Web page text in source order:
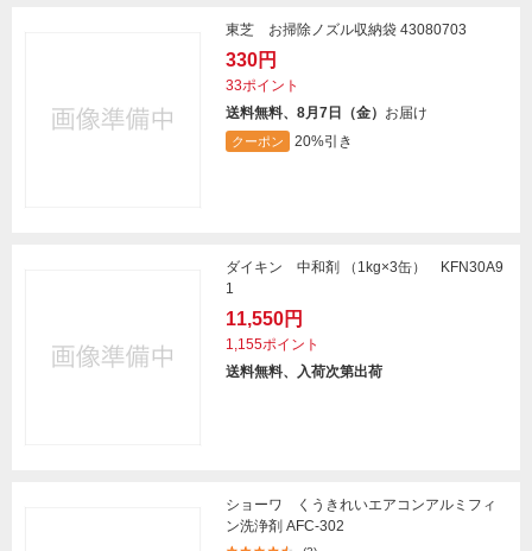
東芝 お掃除ノズル収納袋 43080703
330円
33ポイント
送料無料、8月7日（金） お届け
クーポン 20%引き
ダイキン 中和剤 （1kg×3缶） KFN30A9
1
11,550円
1,155ポイント
送料無料、入荷次第出荷
ショーワ くうきれいエアコンアルミフィ
ン洗浄剤 AFC-302